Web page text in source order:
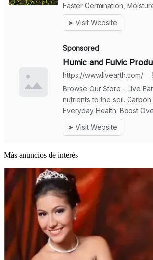
Más anuncios de interés